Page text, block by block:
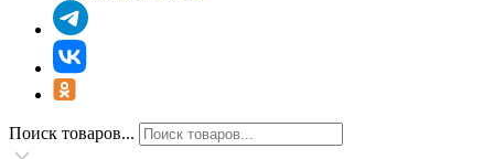
Поиск товаров...